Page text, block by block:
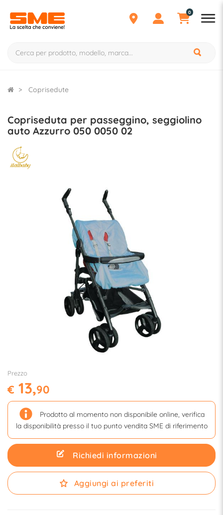
0
Coprisedute
Copriseduta per passeggino, seggiolino
auto Azzurro 050 0050 02
Prezzo
€ 13,90
Prodotto al momento non disponibile online, verifica
la disponibilità presso il tuo punto vendita SME di riferimento
Richiedi informazioni
Aggiungi ai preferiti